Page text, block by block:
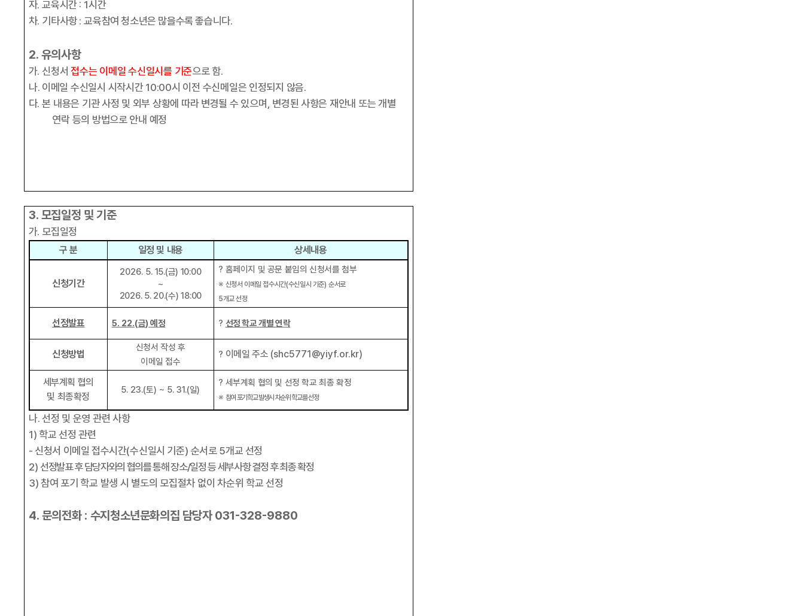
자.교육시간 : 1시간
차. 기타사항 :교육참여 청소년은 많을수록 좋습니다.
2. 유의사항
가. 신청서접수는 이메일 수신일시를 기준으로 함.
나. 이메일 수신일시 시작시간 10:00시 이전 수신메일은 인정되지 않음.
다.본 내용은 기관 사정 및 외부 상황에 따라 변경될 수 있으며 변경된 사항은 재안내 또는 개별
연락 등의 방법으로 안내 예정
3. 모집일정 및 기준
가. 모집일정
구 분 일정 및 내용 상세내용
신청기간
2026. 5. 15.(금) 10:00
~
2026. 5. 20.(수) 18:00
? 홈페이지 및 공문 붙임의 신청서를 첨부
※ 신청서 이메일 접수시간(수신일시 기준) 순서로
5개교 선정
선정발표 5. 22.(금)예정 ? 선정 학교 개별 연락
신청방법
신청서 작성 후
이메일 접수
? 이메일 주소 (shc5771@yiyf.or.kr)
세부계획 협의
및 최종확정
5. 23.(토) ~ 5. 31.(일)
? 세부계획 협의 및 선정 학교 최종 확정
※ 참여 포기학교 발생시 차순위 학교를 선정
나. 선정 및 운영 관련 사항
1) 학교 선정 관련
- 신청서 이메일 접수시간(수신일시 기준) 순서로 5개교 선정
2) 선정발표 후 담당자와의 협의를 통해 장소/일정 등 세부사항 결정 후 최종 확정
3) 참여 포기 학교 발생 시 별도의 모집절차 없이 차순위 학교 선정
4. 문의전화 : 수지청소년문화의집 담당자 031-328-9880